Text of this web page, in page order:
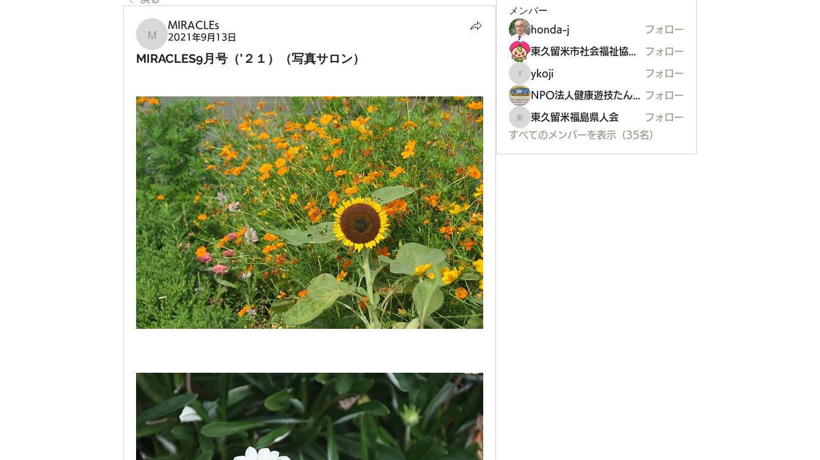
MIRACLEs
MIRACLEs
2021年9月13日
MIRACLES9月号（’２１）（写真サロン）
メンバー
honda-j フォロー
東久留米市社会福祉協議会 フォロー
ykoji
ykoji フォロー
NPO法人健康遊技たんぽぽ フォロー
東久留米福島県人会
東久留米福島県人会
フォロー
すべてのメンバーを表示（35名）